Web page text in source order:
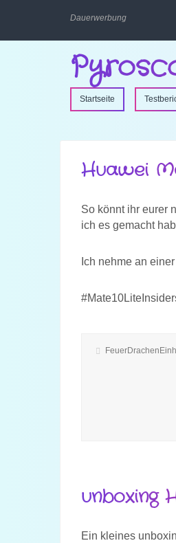
Dauerwerbung
Startseite
Huawei
So könnt ihr eurer
ich es gemacht
Ich nehme an
unboxing
Ein kleines